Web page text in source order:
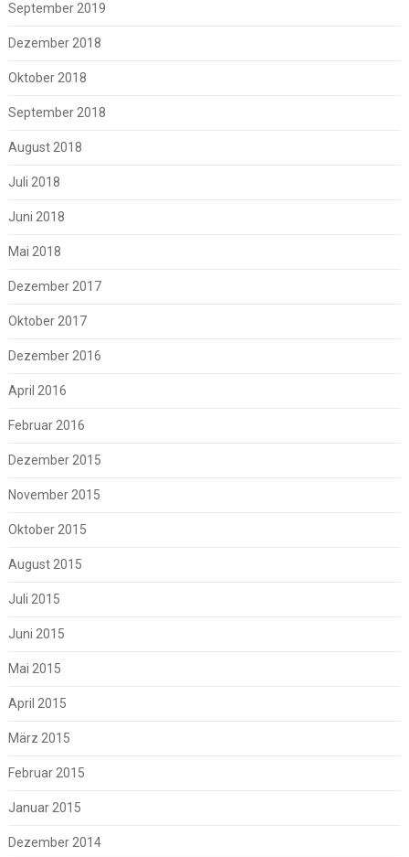
September 2019
Dezember 2018
Oktober 2018
September 2018
August 2018
Juli 2018
Juni 2018
Mai 2018
Dezember 2017
Oktober 2017
Dezember 2016
April 2016
Februar 2016
Dezember 2015
November 2015
Oktober 2015
August 2015
Juli 2015
Juni 2015
Mai 2015
April 2015
März 2015
Februar 2015
Januar 2015
Dezember 2014